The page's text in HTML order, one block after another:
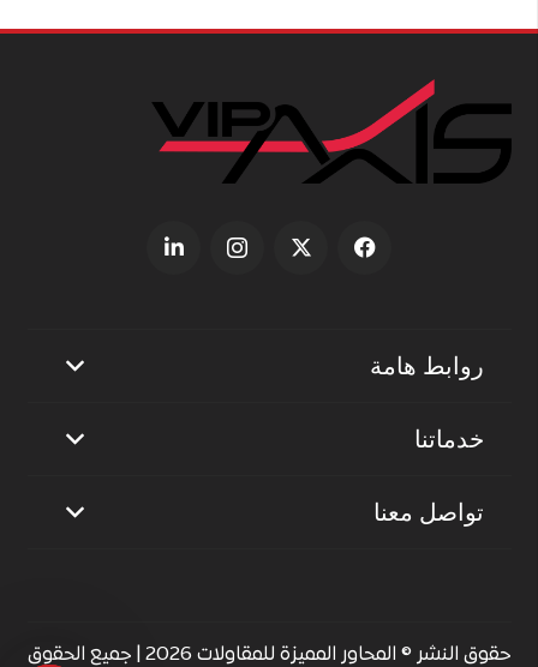
روابط هامة
خدماتنا
تواصل معنا
حقوق النشر © المحاور المميزة للمقاولات 2026 | جميع الحقوق